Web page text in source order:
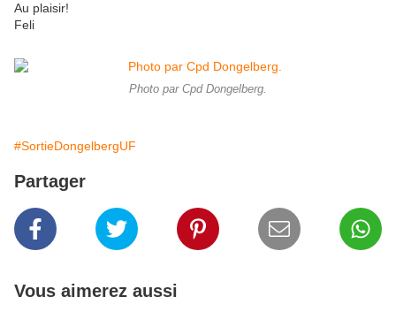
Au plaisir!
Feli
Photo par Cpd Dongelberg.
#SortieDongelbergUF
Partager
Vous aimerez aussi